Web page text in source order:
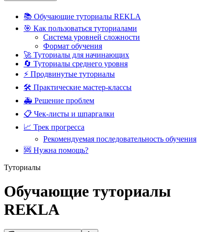
📚 Обучающие туториалы REKLA
🎯 Как пользоваться туториалами
Система уровней сложности
Формат обучения
🚀 Туториалы для начинающих
🔄 Туториалы среднего уровня
⚡ Продвинутые туториалы
🛠️ Практические мастер-классы
🚑 Решение проблем
📋 Чек-листы и шпаргалки
📈 Трек прогресса
Рекомендуемая последовательность обучения
🆘 Нужна помощь?
Туториалы
Обучающие туториалы
REKLA